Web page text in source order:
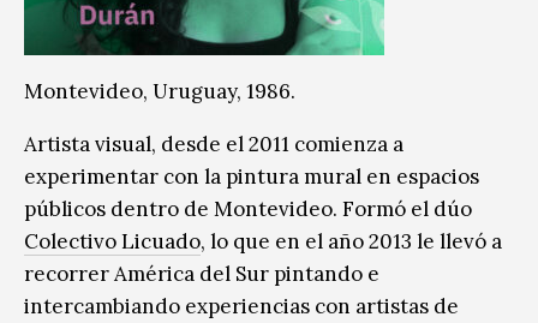
Montevideo, Uruguay, 1986.
Artista visual, desde el 2011 comienza a
experimentar con la pintura mural en espacios
públicos dentro de Montevideo. Formó el dúo
Colectivo Licuado, lo que en el año 2013 le llevó a
recorrer América del Sur pintando e
intercambiando experiencias con artistas de